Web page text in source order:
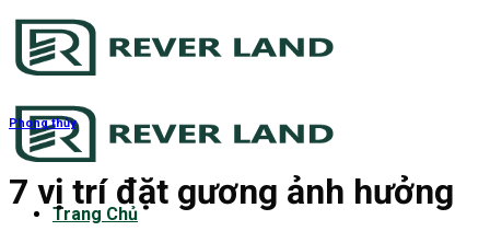
Bỏ
qua
dung
Trang Chủ
Phong thủy
7 vị trí đặt gương ảnh hưởng